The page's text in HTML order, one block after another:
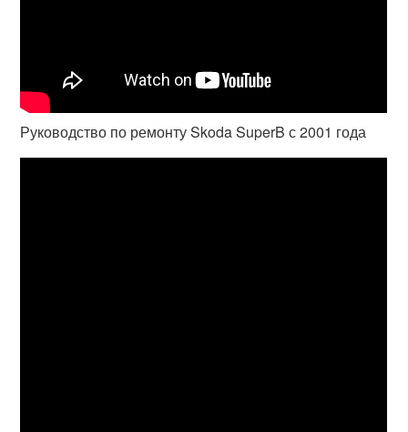
Руководство по ремонту Skoda SuperB с 2001 года